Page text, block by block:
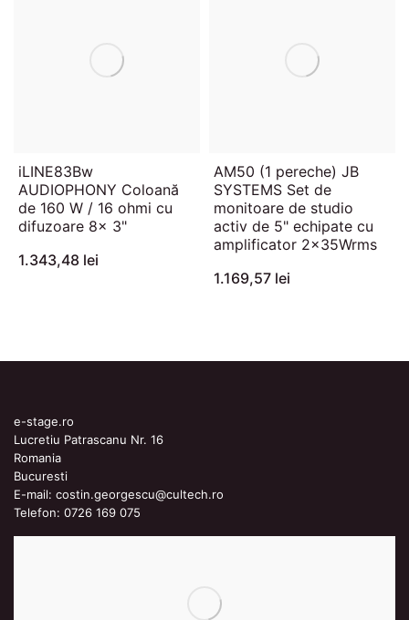
iLINE83Bw
AUDIOPHONY Coloană
de 160 W / 16 ohmi cu
difuzoare 8x 3"
1.343,48 lei
AM50 (1 pereche) JB
SYSTEMS Set de
monitoare de studio
activ de 5" echipate cu
amplificator 2x35Wrms
1.169,57 lei
e-stage.ro
Lucretiu Patrascanu Nr. 16
Romania
Bucuresti
E-mail: costin.georgescu@cultech.ro
Telefon: 0726 169 075